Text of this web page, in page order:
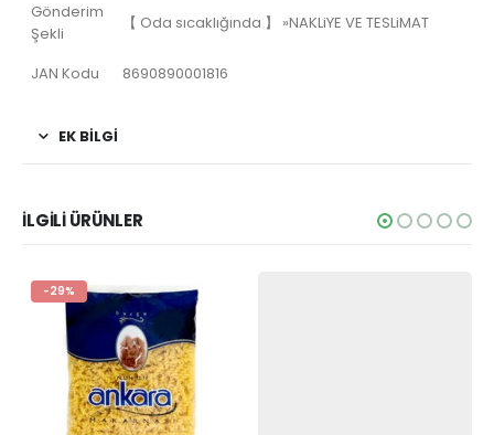
Gönderim
Şekli
【 Oda sıcaklığında 】 »NAKLiYE VE TESLiMAT
JAN Kodu 8690890001816
EK BİLGİ
İLGİLİ ÜRÜNLER
-29%